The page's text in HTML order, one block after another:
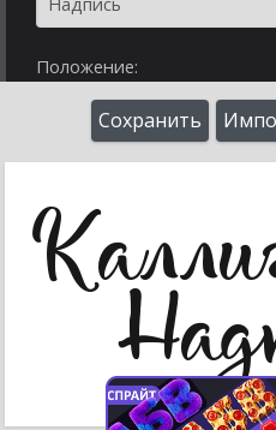
Положение:
Поворот
3D вращение
Угол наклона оси
Сохранить